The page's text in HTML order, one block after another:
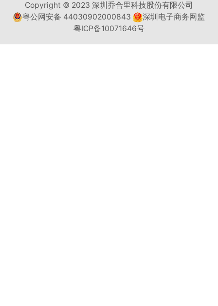
Copyright © 2023 深圳乔合里科技股份有限公司
粤公网安备 44030902000843
深圳电子商务网监
粤ICP备10071646号